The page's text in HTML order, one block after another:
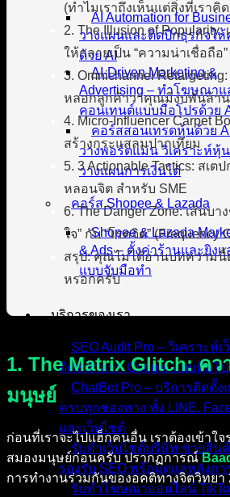
AI Automation for
วางแผนและติดปีกธุรกิจใ
ด้วย AI
AI-Driven Marketing &
Advertising – ทำโฆษณาแ
คอนเทนต์แบบมือโปรด้วย
คอร์สสอนเทรดหุ้นด้วย
วางพอร์ตแม่น วิเคราะห์หุ้
วางแผนการเงินได้
คอร์ส Shopee & Lazada
Shopee & Lazada
& Ads – ตั้งค่าร้านและยิงแ
แบบจับมือทำ
บริการของเรา
SEO Audit Pro – วิเคราะห์เ
ติดหน้าแรก Google แบบมือโ
ChatBot Pro – บริการติดตั้
ครบทุกช่องทาง ทั้ง LINE,
และเว็บไซต์
รับทำเว็บไซต์บริษัท ขายสิน
รองรับ SEO พร้อมดูแลหลังกา
รับทำโฆษณาออนไลน์
(ทำไมเราถึงเห็นแต่สิ่งที่เราคิ
2. The Illusion of
ให้กลายเป็น “ความน่าเชื่อถือ”
3. Omnichannel
หลอกลูกค้าว่าคุณมีงบพันล้า
4. Micro-Influencer Carpet
สร้างกระแสลมปากเทียม
5. 3 Actionable Tactics: สเต
หลอนจิต สำหรับ SME
6. The Danger Zone: เส้นบา
ใจ” กับ “โรคจิต” (Frequency
สรุป: คุณไม่ได้อ่านบทความนี้
หรอกครับ
1. The Matrix Glitch: คว
มนุษย์
ก่อนที่เราจะไปแฮ็กคนอื่น เราต้องเข้าใ
สมองมนุษย์ก่อนครับ ปรากฏการณ์
การทำงานร่วมกันของอคติทางจิตวิทยา